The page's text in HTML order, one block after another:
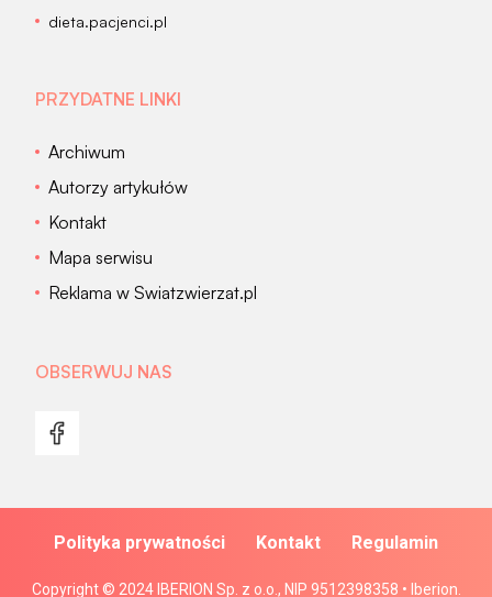
dieta.pacjenci.pl
PRZYDATNE LINKI
Archiwum
Autorzy artykułów
Kontakt
Mapa serwisu
Reklama w Swiatzwierzat.pl
OBSERWUJ NAS
Copyright © 2024 IBERION Sp. z o.o., NIP 9512398358 • Iberion.
Polityka prywatności Kontakt Regulamin